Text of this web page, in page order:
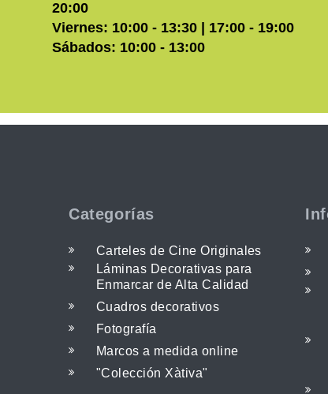
20:00
Viernes: 10:00 - 13:30 | 17:00 - 19:00
Sábados: 10:00 - 13:00
Categorías
Carteles de Cine Originales
Láminas Decorativas para
Enmarcar de Alta Calidad
Cuadros decorativos
Fotografía
Marcos a medida online
"Colección Xàtiva"